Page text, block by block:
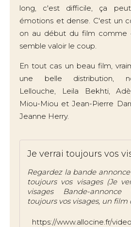
long, c'est difficile, ça
émotions et dense. C'est un
on au début du film comme
semble valoir le coup.
En tout cas un beau film,
une belle distribution,
Lellouche, Leila Bekhti,
Miou-Miou et Jean-Pierre
Jeanne Herry.
Regardez la bande
toujours vos visages (Je
visages Bande-
toujours vos visages, un film